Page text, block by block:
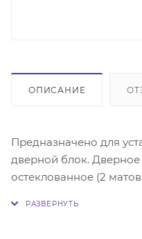
ОПИСАНИЕ
Предназначено для
дверной блок.
остеклованное (2